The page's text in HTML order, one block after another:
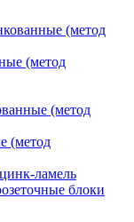
(метод
(метод
(метод
(метод
ламель
блоки